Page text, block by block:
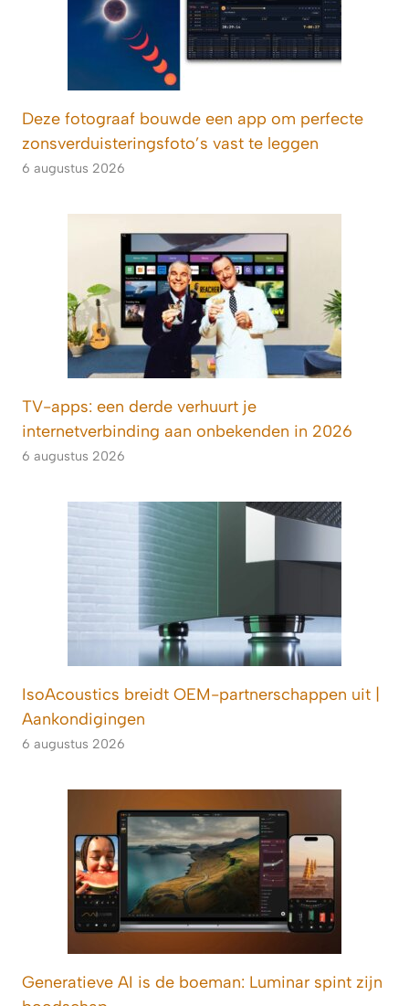
Deze fotograaf bouwde een app om perfecte
zonsverduisteringsfoto’s vast te leggen
6 augustus 2026
TV-apps: een derde verhuurt je
internetverbinding aan onbekenden in 2026
6 augustus 2026
IsoAcoustics breidt OEM-partnerschappen uit |
Aankondigingen
6 augustus 2026
Generatieve AI is de boeman: Luminar spint zijn